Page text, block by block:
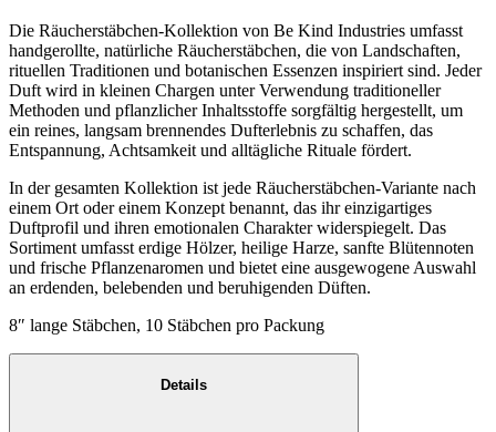
Die Räucherstäbchen-Kollektion von Be Kind Industries umfasst
handgerollte, natürliche Räucherstäbchen, die von Landschaften,
rituellen Traditionen und botanischen Essenzen inspiriert sind. Jeder
Duft wird in kleinen Chargen unter Verwendung traditioneller
Methoden und pflanzlicher Inhaltsstoffe sorgfältig hergestellt, um
ein reines, langsam brennendes Dufterlebnis zu schaffen, das
Entspannung, Achtsamkeit und alltägliche Rituale fördert.
In der gesamten Kollektion ist jede Räucherstäbchen-Variante nach
einem Ort oder einem Konzept benannt, das ihr einzigartiges
Duftprofil und ihren emotionalen Charakter widerspiegelt. Das
Sortiment umfasst erdige Hölzer, heilige Harze, sanfte Blütennoten
und frische Pflanzenaromen und bietet eine ausgewogene Auswahl
an erdenden, belebenden und beruhigenden Düften.
8″ lange Stäbchen, 10 Stäbchen pro Packung
Details